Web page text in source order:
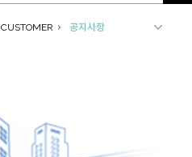
CUSTOMER 공지사항